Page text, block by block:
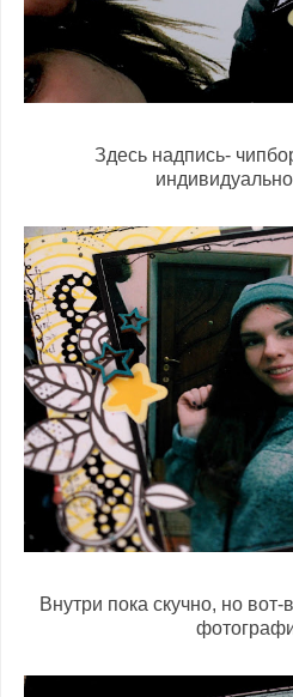
Здесь надпись-
Внутри пока скучно, но вот-